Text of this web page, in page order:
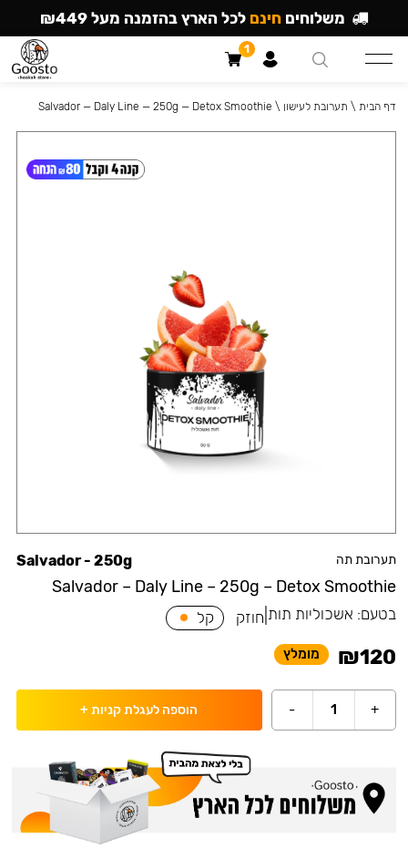
תערובת תה
Salvador – Daly Line – 250g – Detox Smoothie
Salvador - 250g
בטעם: אשכוליות תות חוזק קל
₪120 מומלץ
+
1
- הוספה לעגלת קניות +
דף הבית \ תערובת לעישון \
Salvador — Daly Line — 250g — Detox Smoothie
משלוחים חינם לכל הארץ בהזמנה מעל ₪449
1